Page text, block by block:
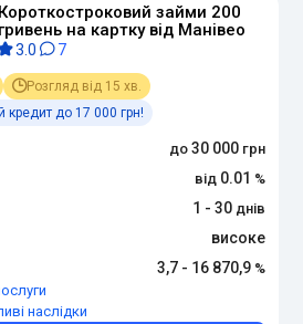
Короткостроковий займи 200
гривень на картку від Манівео
3.0 7
Розгляд від 15 хв.
кредит до 17 000 грн!
30 000
0.01
1 - 30
високе
3,7 - 16 870,9
наслідки